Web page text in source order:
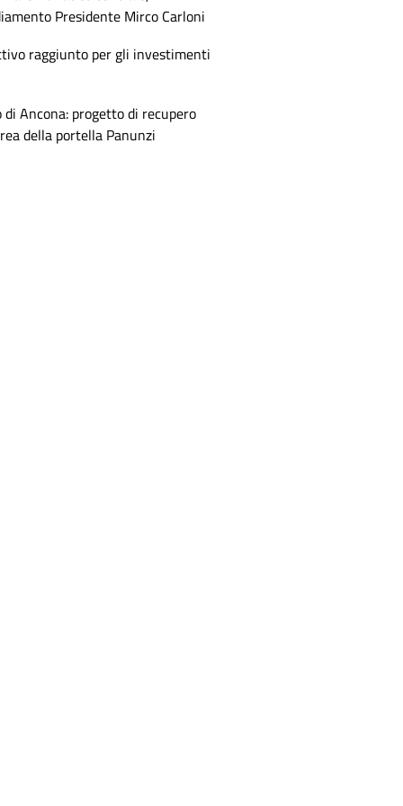
Presidente Mirco Carloni
raggiunto per gli investimenti
di Ancona: progetto di recupero
della portella Panunzi